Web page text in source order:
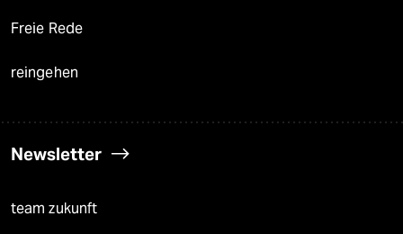
Freie Rede
reingehen
Newsletter
team zukunft